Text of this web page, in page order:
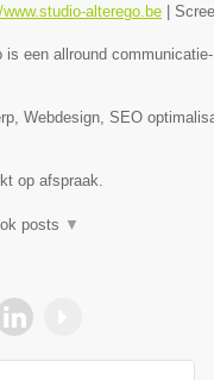
alterego.be |
is een allround
Webdesign, SEO
op afspraak.
posts ▼